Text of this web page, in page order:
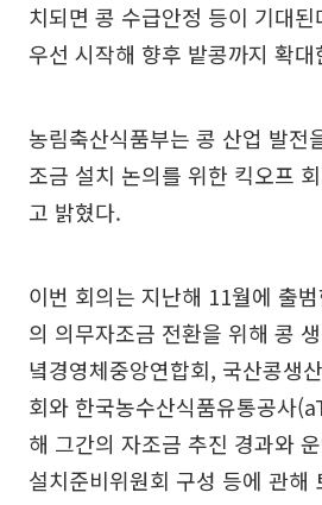
치되면 콩 수급안정 등이 기대
우선 시작해 향후 밭콩까지 확
농림축산식품부는 콩 산업 발전
조금 설치 논의를 위한 킥오프
고 밝혔다.
이번 회의는 지난해 11월에 출
의 의무자조금 전환을 위해 콩
녘경영체중앙연합회, 국산콩생
회와 한국농수산식품유통공사
해 그간의 자조금 추진 경과와
설치준비위원회 구성 등에 관해